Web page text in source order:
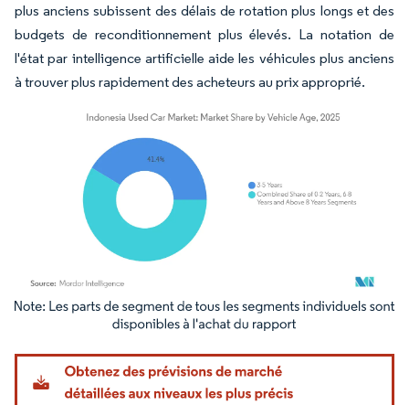
plus anciens subissent des délais de rotation plus longs et des
budgets de reconditionnement plus élevés. La notation de
l'état par intelligence artificielle aide les véhicules plus anciens
à trouver plus rapidement des acheteurs au prix approprié.
Image © Mordor Intelligence. La réutilisation nécessite une attribution sous CC BY